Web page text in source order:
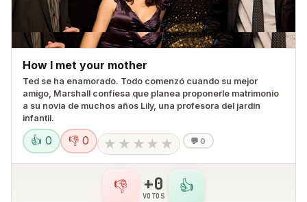
How I met your mother
Ted se ha enamorado. Todo comenzó cuando su mejor
amigo, Marshall confiesa que planea proponerle matrimonio
a su novia de muchos años Lily, una profesora del jardín
infantil.
👍 0 👎 0 ★ ★ ★ ★ ★ 💬 0
👍
+0
VOTOS
👎